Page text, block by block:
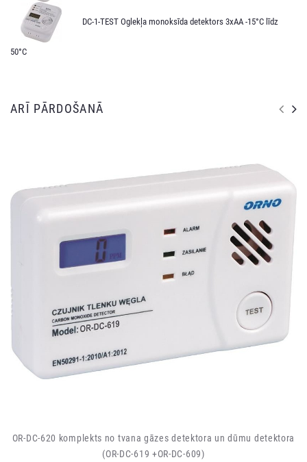
DC-1-TEST Oglekļa monoksīda detektors 3xAA -15°C līdz
50°C
ARĪ PĀRDOŠANĀ
OR-DC-620 komplekts no tvana gāzes detektora un dūmu detektora
(OR-DC-619 +OR-DC-609)